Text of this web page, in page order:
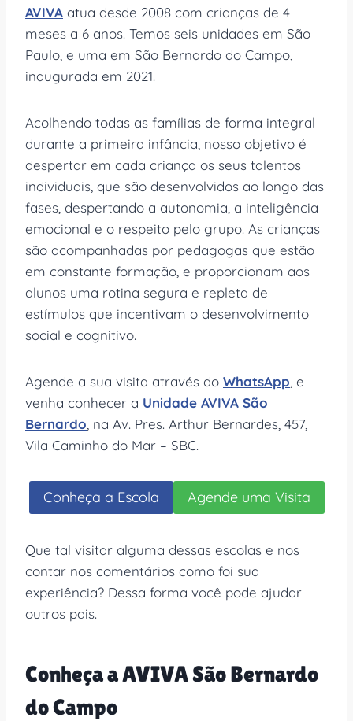
AVIVA atua desde 2008 com crianças de 4
meses a 6 anos. Temos seis unidades em São
Paulo, e uma em São Bernardo do Campo,
inaugurada em 2021.
Acolhendo todas as famílias de forma integral
durante a primeira infância, nosso objetivo é
despertar em cada criança os seus talentos
individuais, que são desenvolvidos ao longo das
fases, despertando a autonomia, a inteligência
emocional e o respeito pelo grupo. As crianças
são acompanhadas por pedagogas que estão
em constante formação, e proporcionam aos
alunos uma rotina segura e repleta de
estímulos que incentivam o desenvolvimento
social e cognitivo.
Agende a sua visita através do WhatsApp , e
venha conhecer a Unidade AVIVA São
Bernardo , na Av. Pres. Arthur Bernardes, 457,
Vila Caminho do Mar – SBC.
Conheça a Escola Agende uma Visita
Que tal visitar alguma dessas escolas e nos
contar nos comentários como foi sua
experiência? Dessa forma você pode ajudar
outros pais.
Conheça a AVIVA São Bernardo
do Campo